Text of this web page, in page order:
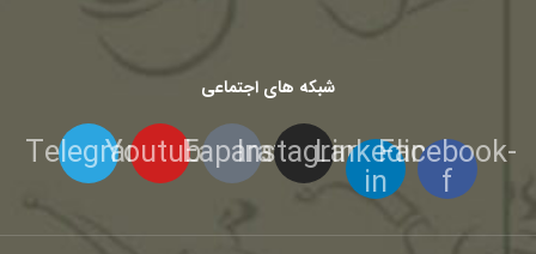
شبکه های اجتماعی
Facebook-
f
Linkedin-
in
Instagram
Eaparat
Youtube
Telegram